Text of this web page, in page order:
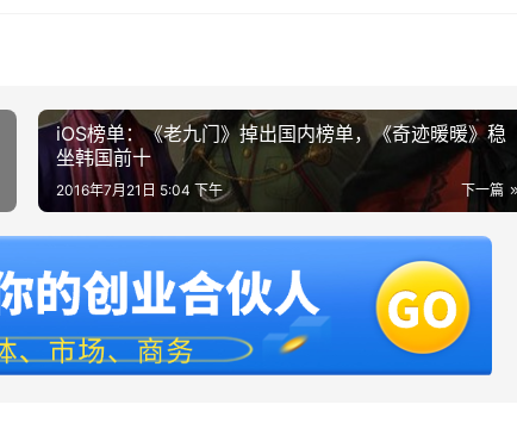
iOS榜单：《老九门》掉出国内榜单，《奇迹暖暖》稳
坐韩国前十
下一篇
2016年7月21日 5:04 下午